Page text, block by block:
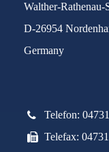
Walther-Rathenau-
D-26954
Germany
Telefon:
Telefax: